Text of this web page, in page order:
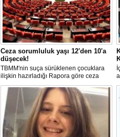
Ceza sorumluluk yaşı 12'den 10'a
düşecek!
TBMM'nin suça sürüklenen çocuklara
ilişkin hazırladığı Rapora göre ceza
sorumluluğu yaşının; 12'den 10'a
düşürülmesi planlanıyor.